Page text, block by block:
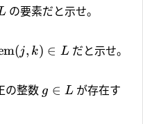
の要素だと示せ。
(j, k) ∈ Lだと示せ。
の整数 g ∈ L が存在す